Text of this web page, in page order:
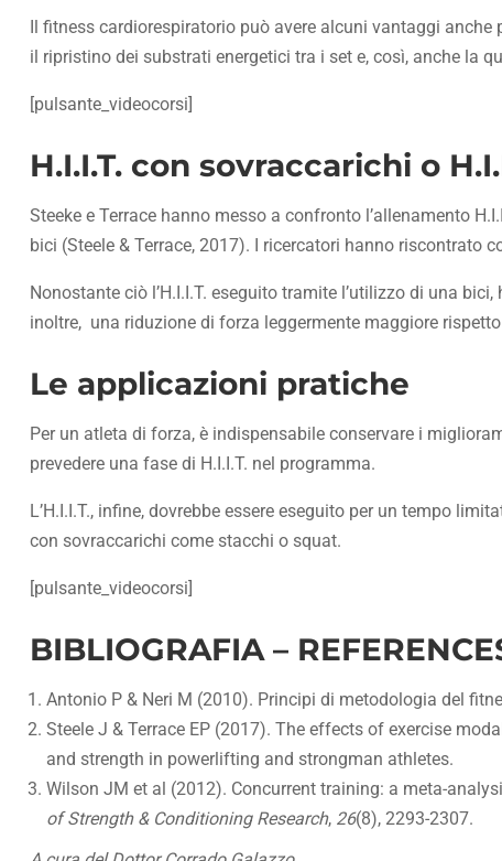
Il fitness cardiorespiratorio può avere alcuni vantaggi
il ripristino dei substrati energetici tra i set e, così, anche la
[pulsante_videocorsi]
H.I.I.T. con sovraccarichi o
Steeke e Terrace hanno messo a confronto l’allenamento
bici (Steele & Terrace, 2017). I ricercatori hanno
Nonostante ciò l’H.I.I.T. eseguito tramite l’utilizzo di una
inoltre, una riduzione di forza leggermente maggiore
Le applicazioni pratiche
Per un atleta di forza, è indispensabile conservare i
prevedere una fase di H.I.I.T. nel programma.
L’H.I.I.T., infine, dovrebbe essere eseguito per un tempo
con sovraccarichi come stacchi o squat.
[pulsante_videocorsi]
BIBLIOGRAFIA –
Antonio P & Neri M (2010). Principi di metodologia del
Steele J & Terrace EP (2017). The effects of exercise
and strength in powerlifting and strongman athletes.
Wilson JM et al (2012). Concurrent training: a meta-
of Strength & Conditioning Research, 26(8), 2293-2307.